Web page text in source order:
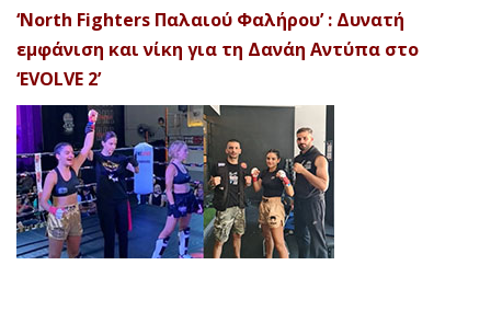
‘North Fighters Παλαιού Φαλήρου’ : Δυνατή
εμφάνιση και νίκη για τη Δανάη Αντύπα στο
‘EVOLVE 2’